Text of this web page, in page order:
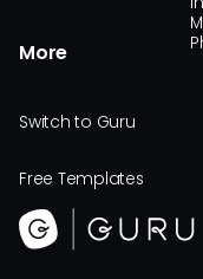
More
Switch to Guru
Free Templates